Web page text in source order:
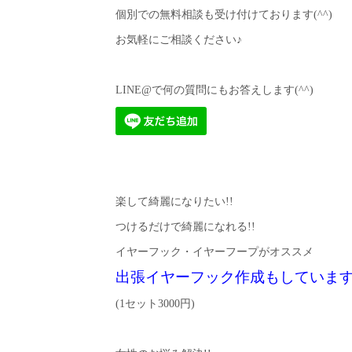
個別での無料相談も受け付けております(^^)
お気軽にご相談ください♪
LINE@で何の質問にもお答えします(^^)
楽して綺麗になりたい!!
つけるだけで綺麗になれる!!
イヤーフック・イヤーフープがオススメ
出張イヤーフック作成もしていま
(1セット3000円)